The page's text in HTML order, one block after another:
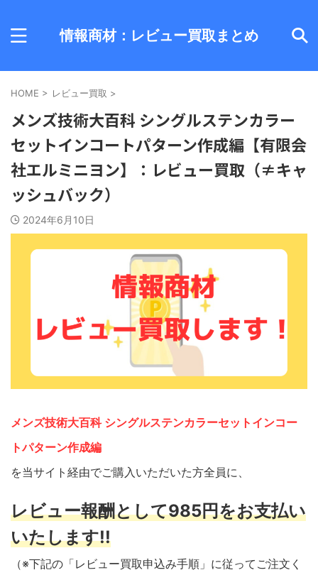
情報商材：レビュー買取まとめ
HOME > レビュー買取 >
メンズ技術大百科 シングルステンカラー
セットインコートパターン作成編【有限会
社エルミニヨン】：レビュー買取（≠キャ
ッシュバック）
2024年6月10日
メンズ技術大百科 シングルステンカラーセットインコー
トパターン作成編
を当サイト経由でご購入いただいた方全員に、
レビュー報酬として985円をお支払い
いたします!!
（※下記の「レビュー買取申込み手順」に従ってご注文く